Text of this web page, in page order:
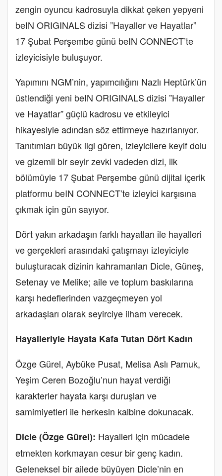
zengin oyuncu kadrosuyla dikkat çeken yepyeni
beIN ORIGINALS dizisi ”Hayaller ve Hayatlar”
17 Şubat Perşembe günü beIN CONNECT’te
izleyicisiyle buluşuyor.
Yapımını NGM’nin, yapımcılığını Nazlı Heptürk’ün
üstlendiği yeni beIN ORIGINALS dizisi ”Hayaller
ve Hayatlar” güçlü kadrosu ve etkileyici
hikayesiyle adından söz ettirmeye hazırlanıyor.
Tanıtımları büyük ilgi gören, izleyicilere keyif dolu
ve gizemli bir seyir zevki vadeden dizi, ilk
bölümüyle 17 Şubat Perşembe günü dijital içerik
platformu beIN CONNECT’te izleyici karşısına
çıkmak için gün sayıyor.
Dört yakın arkadaşın farklı hayatları ile hayalleri
ve gerçekleri arasındaki çatışmayı izleyiciyle
buluşturacak dizinin kahramanları Dicle, Güneş,
Setenay ve Melike; aile ve toplum baskılarına
karşı hedeflerinden vazgeçmeyen yol
arkadaşları olarak seyirciye ilham verecek.
Hayalleriyle Hayata Kafa Tutan Dört Kadın
Özge Gürel, Aybüke Pusat, Melisa Aslı Pamuk,
Yeşim Ceren Bozoğlu’nun hayat verdiği
karakterler hayata karşı duruşları ve
samimiyetleri ile herkesin kalbine dokunacak.
Dicle (Özge Gürel): Hayalleri için mücadele
etmekten korkmayan cesur bir genç kadın.
Geleneksel bir ailede büyüyen Dicle’nin en